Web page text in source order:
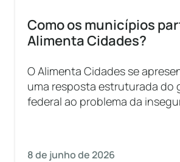
Como os municípios
Alimenta Cidades?
O Alimenta Cidades se
uma resposta estruturada do
federal ao problema da
8 de junho de 2026